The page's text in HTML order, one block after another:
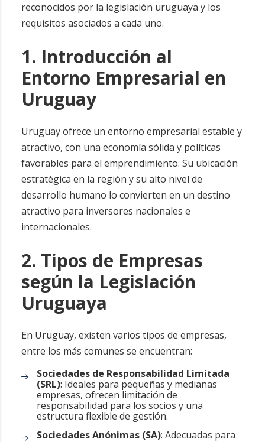
reconocidos por la legislación uruguaya y los
requisitos asociados a cada uno.
1. Introducción al
Entorno Empresarial en
Uruguay
Uruguay ofrece un entorno empresarial estable y
atractivo, con una economía sólida y políticas
favorables para el emprendimiento. Su ubicación
estratégica en la región y su alto nivel de
desarrollo humano lo convierten en un destino
atractivo para inversores nacionales e
internacionales.
2. Tipos de Empresas
según la Legislación
Uruguaya
En Uruguay, existen varios tipos de empresas,
entre los más comunes se encuentran:
Sociedades de Responsabilidad Limitada
(SRL): Ideales para pequeñas y medianas
empresas, ofrecen limitación de
responsabilidad para los socios y una
estructura flexible de gestión.
Sociedades Anónimas (SA): Adecuadas para